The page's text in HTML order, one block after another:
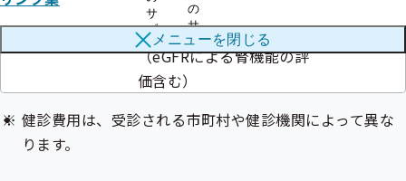
サ
ブ
メ
ニ
ュ
ー
の
サ
ブ
メ
ュ
メニューを閉じる
実施）
〇貧血検査
〇血清クレアチニン検査
（eGFRによる腎機能の評
価含む）
健診費用は、受診される市町村や健診機関によって異な
ります。